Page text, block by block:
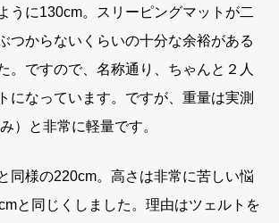
うに130cm。スリーピングマットが二
つからないくらいの十分な余裕がある
。ですので、名称通り、ちゃんと２人
になっています。ですが、重量は実測
）と非常に軽量です。
同様の220cm。高さは非常に苦しい悩
と同じくしました。理由はツェルトを